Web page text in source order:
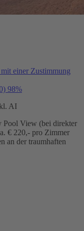
einer Zustimmung
98%
AI
Pool View (bei direkter
€ 220,- pro Zimmer
an der traumhaften